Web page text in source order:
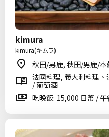
kimura
kimura(キムラ)
秋田/男鹿, 秋田/男鹿/本
法國料理, 義大利料理
/ 葡萄酒
吃晚飯: 15,000 日幣 /